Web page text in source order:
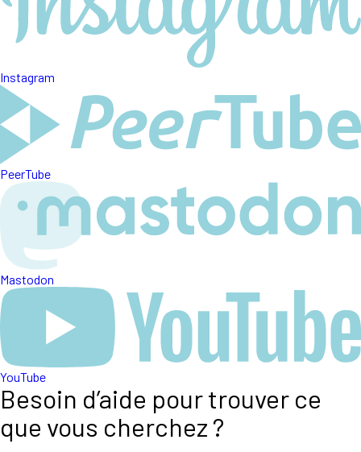
Instagram
PeerTube
Mastodon
YouTube
Besoin d’aide pour trouver ce
que vous cherchez ?